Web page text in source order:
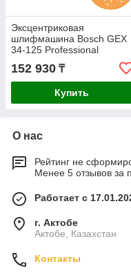
Эксцентриковая
шлифмашина Bosch GEX
34-125 Professional
601372300
152 930 ₸
Купить
О нас
Рейтинг не
Менее 5 отзывов за
Работает с
г. Актобе
Актобе, Казахстан
Контакты